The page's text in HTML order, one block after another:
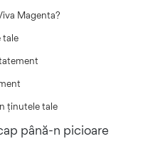
Magenta?
tale
ținutele tale
până-n picioare